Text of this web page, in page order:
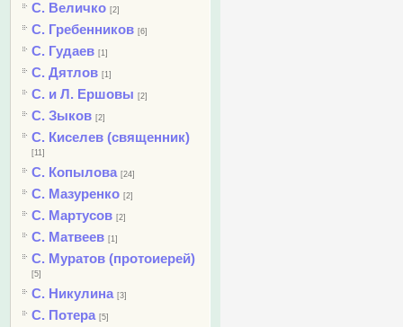
С. Величко [2]
С. Гребенников [6]
С. Гудаев [1]
С. Дятлов [1]
С. и Л. Ершовы [2]
С. Зыков [2]
С. Киселев (священник)
[11]
С. Копылова [24]
С. Мазуренко [2]
С. Мартусов [2]
С. Матвеев [1]
С. Муратов (протоиерей)
[5]
С. Никулина [3]
С. Потера [5]